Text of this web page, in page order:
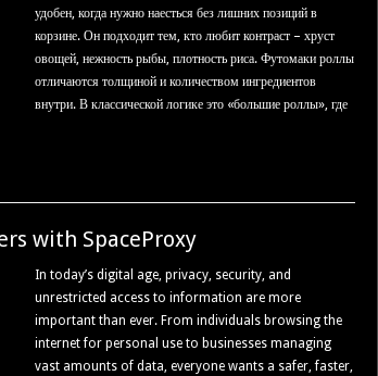
удобен, когда нужно наесться без лишних позиций в
корзине. Он подходит тем, кто любит контраст – хруст
овощей, нежность рыбы, плотность риса. Футомаки роллы
отличаются толщиной и количеством ингредиентов
внутри. В классической логике это «большие роллы», где
with SpaceProxy
In today’s digital age, privacy, security, and
unrestricted access to information are more
important than ever. From individuals browsing the
internet for personal use to businesses managing
vast amounts of data, everyone wants a safer, faster,